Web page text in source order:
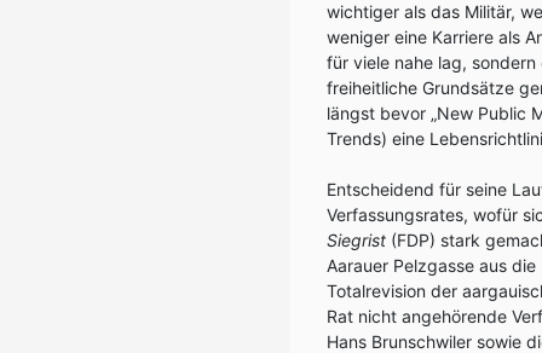
wichtiger als das Militär,
weniger eine Karriere als
für viele nahe lag,
freiheitliche Grundsätze
längst bevor „New Public
Trends) eine
Entscheidend für seine
Verfassungsrates, wofür
Siegrist (FDP) stark
Aarauer Pelzgasse aus
Totalrevision der
Rat nicht angehörende
Hans Brunschwiler sowie